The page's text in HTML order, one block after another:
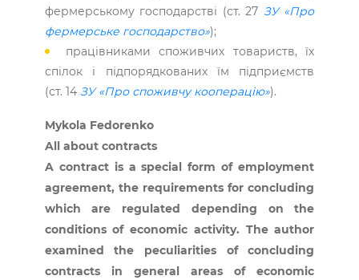
фермерському господарстві (ст. 27 ЗУ «Про
фермерське господарство»);
працівниками споживчих товариств, їх
спілок і підпорядкованих їм підприємств
(ст. 14 ЗУ «Про спожив­чу кооперацію»).
Mykola Fedorenko
All about contracts
A contract is a special form of employment
agreement, the requirements for concluding
which are regulated depending on the
conditions of economic activity. The author
examined the peculiarities of concluding
contracts in general areas of economic